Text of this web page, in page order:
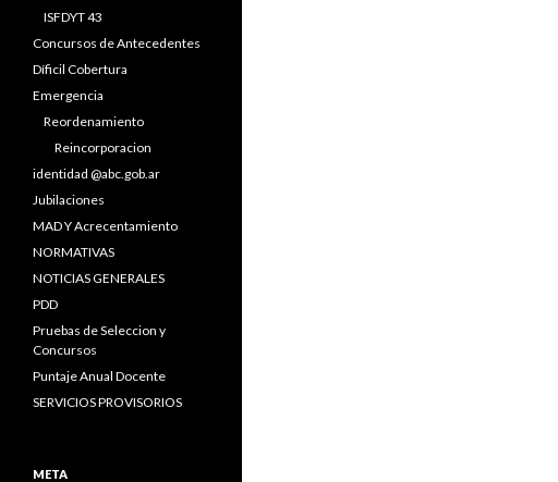
ISFDYT 43
Concursos de Antecedentes
Díficil Cobertura
Emergencia
Reordenamiento
Reincorporacion
identidad @abc.gob.ar
Jubilaciones
MAD Y Acrecentamiento
NORMATIVAS
NOTICIAS GENERALES
PDD
Pruebas de Seleccion y
Concursos
Puntaje Anual Docente
SERVICIOS PROVISORIOS
META